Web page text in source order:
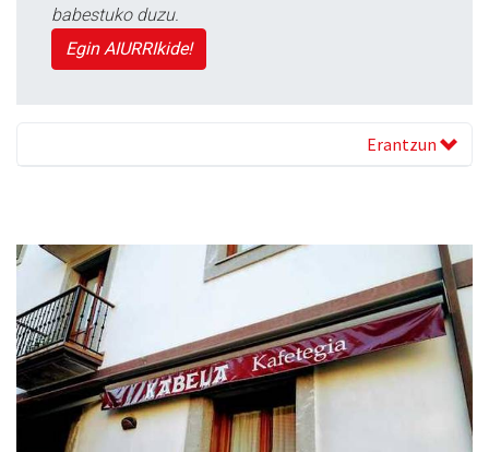
babestuko duzu.
Egin AIURRIkide!
Erantzun